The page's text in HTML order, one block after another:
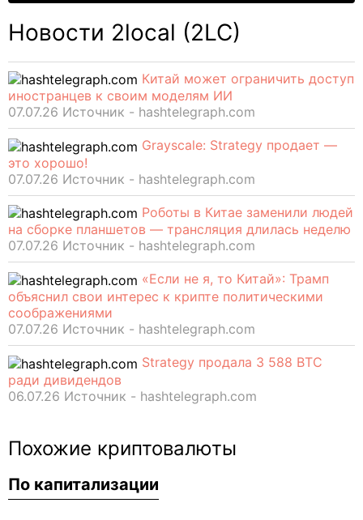
Новости 2local (2LC)
Китай может ограничить доступ
иностранцев к своим моделям ИИ
07.07.26 Источник - hashtelegraph.com
Grayscale: Strategy продает —
это хорошо!
07.07.26 Источник - hashtelegraph.com
Роботы в Китае заменили людей
на сборке планшетов — трансляция длилась неделю
07.07.26 Источник - hashtelegraph.com
«Если не я, то Китай»: Трамп
объяснил свои интерес к крипте политическими
соображениями
07.07.26 Источник - hashtelegraph.com
Strategy продала 3 588 BTC
ради дивидендов
06.07.26 Источник - hashtelegraph.com
Похожие криптовалюты
По капитализации